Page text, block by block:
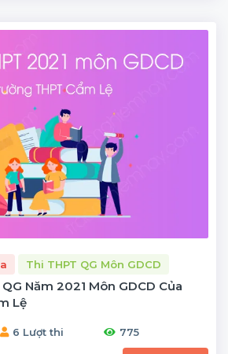
Thi THPT QG Môn GDCD
Năm 2021 Môn GDCD Của
Lệ
6 Lượt thi 775